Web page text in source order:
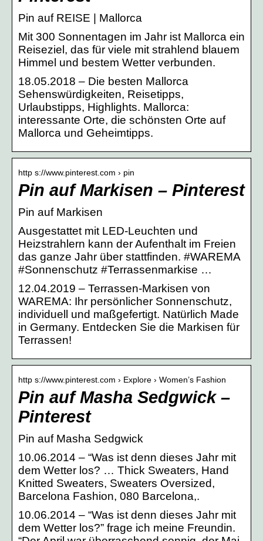
Pin auf REISE | Mallorca
Mit 300 Sonnentagen im Jahr ist Mallorca ein
Reiseziel, das für viele mit strahlend blauem
Himmel und bestem Wetter verbunden.
18.05.2018 – Die besten Mallorca
Sehenswürdigkeiten, Reisetipps,
Urlaubstipps, Highlights. Mallorca:
interessante Orte, die schönsten Orte auf
Mallorca und Geheimtipps.
http s://www.pinterest.com › pin
Pin auf Markisen – Pinterest
Pin auf Markisen
Ausgestattet mit LED-Leuchten und
Heizstrahlern kann der Aufenthalt im Freien
das ganze Jahr über stattfinden. #WAREMA
#Sonnenschutz #Terrassenmarkise …
12.04.2019 – Terrassen-Markisen von
WAREMA: Ihr persönlicher Sonnenschutz,
individuell und maßgefertigt. Natürlich Made
in Germany. Entdecken Sie die Markisen für
Terrassen!
http s://www.pinterest.com › Explore › Women’s Fashion
Pin auf Masha Sedgwick –
Pinterest
Pin auf Masha Sedgwick
10.06.2014 – “Was ist denn dieses Jahr mit
dem Wetter los? … Thick Sweaters, Hand
Knitted Sweaters, Sweaters Oversized,
Barcelona Fashion, 080 Barcelona,.
10.06.2014 – “Was ist denn dieses Jahr mit
dem Wetter los?” frage ich meine Freundin.